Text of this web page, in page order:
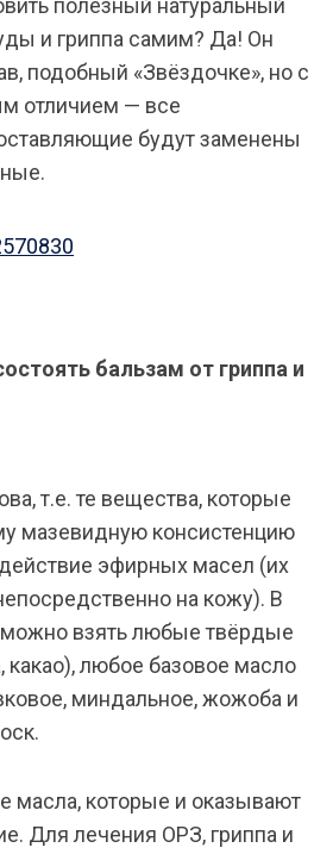
полезный натуральный
и гриппа самим? Да! Он
подобный «Звёздочке», но с
отличием — все
будут заменены
бальзам от гриппа и
т.е. те вещества, которые
мазевидную консистенцию
эфирных масел (их
на кожу). В
взять любые твёрдые
какао), любое базовое масло
миндальное, жожоба и
масла, которые и оказывают
Для лечения ОРЗ, гриппа и